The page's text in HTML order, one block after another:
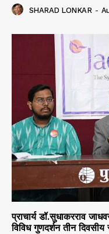
SHARAD LONKAR -
प्राचार्य डॉ.सुधाकरराव
विविध गुणदर्शन तीन दिवसीय